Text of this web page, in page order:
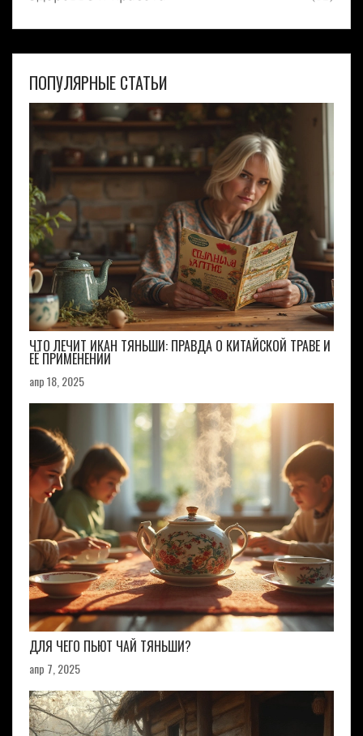
ПОПУЛЯРНЫЕ СТАТЬИ
ЧТО ЛЕЧИТ ИКАН ТЯНЬШИ: ПРАВДА О КИТАЙСКОЙ ТРАВЕ И
ЕЁ ПРИМЕНЕНИИ
апр 18, 2025
ДЛЯ ЧЕГО ПЬЮТ ЧАЙ ТЯНЬШИ?
апр 7, 2025